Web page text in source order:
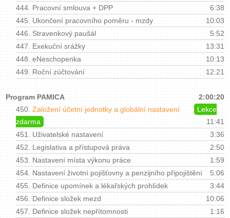
444. Pracovní smlouva + DPP
6:38
445. Ukončení pracovního poměru - mzdy
10:03
446. Stravenkový paušál
5:52
447. Exekuční srážky
13:31
448. eNeschopenka
10:13
449. Roční zúčtování 12:21
Program PAMICA
2:00:20
450. Založení účetní jednotky a globální nastavení
Lekce
zdarma
11:41
451. Uživatelské nastavení
3:36
452. Legislativa a přístupová práva
2:50
453. Nastavení místa výkonu práce
1:59
454. Nastavení životní pojišťovny a penzijního připojištění
5:06
455. Definice upomínek a lékařských prohlídek
3:44
456. Definice složek mezd
10:06
457. Definice složek nepřítomnosti 1:16